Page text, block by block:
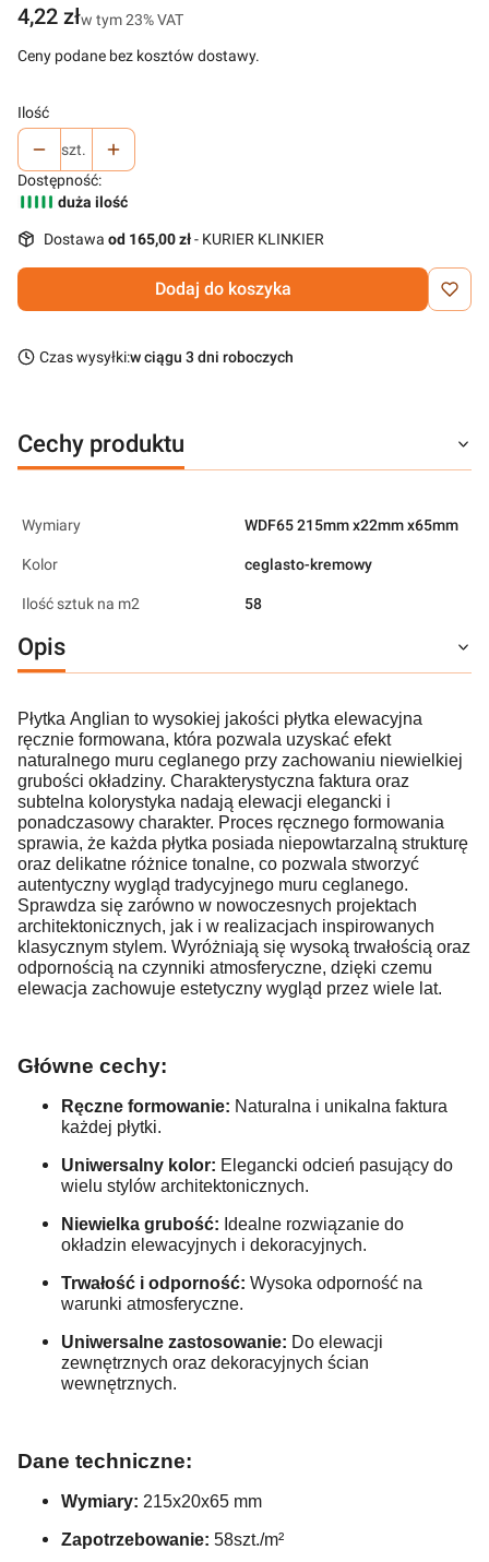
Cena
4,22 złw tym 23% VAT
w tym23%VAT
Ceny podane bez kosztów dostawy.
Ilość
szt.
Dostępność:
duża ilość
Dostawa od 165,00 zł- KURIER KLINKIER
Dodaj do koszyka
Czas wysyłki:w ciągu 3 dni roboczych
Cechy produktu
Wymiary WDF65 215mm x22mm x65mm
Kolor ceglasto-kremowy
Ilość sztuk na m2 58
Opis
Płytka Anglian to wysokiej jakości płytka elewacyjna
ręcznie formowana, która pozwala uzyskać efekt
naturalnego muru ceglanego przy zachowaniu niewielkiej
grubości okładziny. Charakterystyczna faktura oraz
subtelna kolorystyka nadają elewacji elegancki i
ponadczasowy charakter. Proces ręcznego formowania
sprawia, że każda płytka posiada niepowtarzalną strukturę
oraz delikatne różnice tonalne, co pozwala stworzyć
autentyczny wygląd tradycyjnego muru ceglanego.
Sprawdza się zarówno w nowoczesnych projektach
architektonicznych, jak i w realizacjach inspirowanych
klasycznym stylem. Wyróżniają się wysoką trwałością oraz
odpornością na czynniki atmosferyczne, dzięki czemu
elewacja zachowuje estetyczny wygląd przez wiele lat.
Główne cechy:
Ręczne formowanie: Naturalna i unikalna faktura
każdej płytki.
Uniwersalny kolor: Elegancki odcień pasujący do
wielu stylów architektonicznych.
Niewielka grubość: Idealne rozwiązanie do
okładzin elewacyjnych i dekoracyjnych.
Trwałość i odporność: Wysoka odporność na
warunki atmosferyczne.
Uniwersalne zastosowanie: Do elewacji
zewnętrznych oraz dekoracyjnych ścian
wewnętrznych.
Dane techniczne:
Wymiary: 215x20x65 mm
Zapotrzebowanie: 58szt./m²